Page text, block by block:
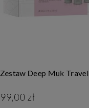
Zestaw Deep Muk
99,00 zł